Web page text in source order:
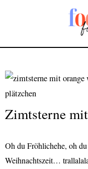
Zimtsterne
Oh du Fröhlichehe, oh
Weihnachtszeit…